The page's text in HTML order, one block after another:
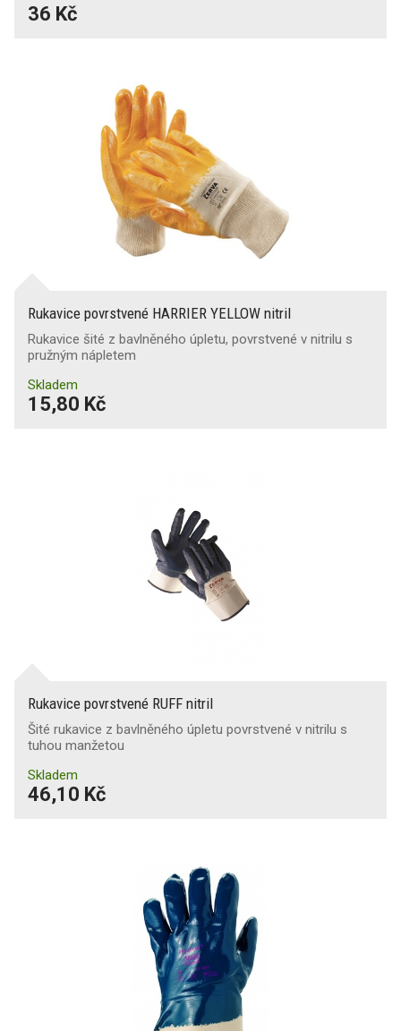
36 Kč
Rukavice povrstvené HARRIER YELLOW nitril
Rukavice šité z bavlněného úpletu, povrstvené v nitrilu s
pružným nápletem
Skladem
15,80 Kč
Rukavice povrstvené RUFF nitril
Šité rukavice z bavlněného úpletu povrstvené v nitrilu s
tuhou manžetou
Skladem
46,10 Kč